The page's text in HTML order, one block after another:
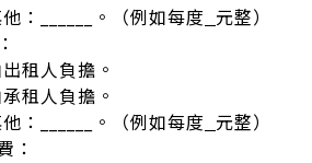
：______。（例如每度 元整）
租人負擔。
租人負擔。
：______。（例如每度 元整）
：